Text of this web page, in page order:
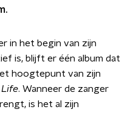
in het begin van zijn
is, blijft er één album dat
hoogtepunt van zijn
Life. Wanneer de zanger
is het al zijn